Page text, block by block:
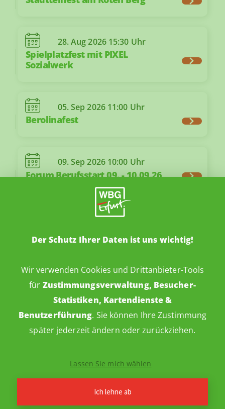
28. Aug 2026 15:30 Uhr
Spielplatzfest mit PIXEL
Sozialwerk
05. Sep 2026 11:00 Uhr
Berolinafest
09. Sep 2026 10:00 Uhr
Forum Berufsstart 09. - 10.09.26
12. Sep 202610:00 Uhr
UNSER IMAGEVIDEO
Der Schutz Ihrer Daten ist uns wichtig!
Wir verwenden Cookies und Drittanbieter-Tools
für Zustimmungsverwaltung, Besucher-
Statistiken, Kartendienste &
Benutzerführung. Sie können Ihre Zustimmung
später jederzeit ändern oder zurückziehen.
Lassen Sie mich wählen
Ich lehne ab